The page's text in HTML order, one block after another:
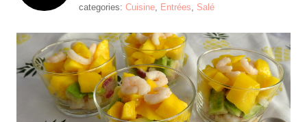
categories: Cuisine, Entrées, Salé